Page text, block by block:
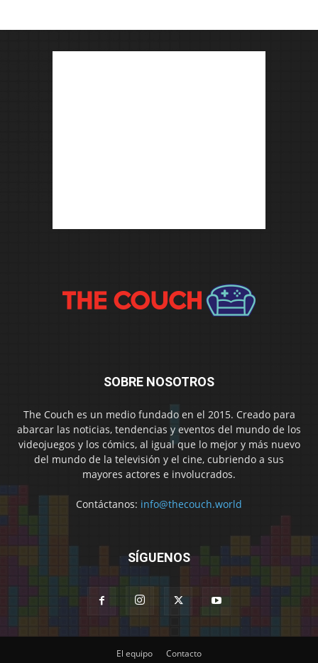
SOBRE NOSOTROS
The Couch es un medio fundado en el 2015. Creado para
abarcar las noticias, tendencias y eventos del mundo de los
videojuegos y los cómics, al igual que lo mejor y más nuevo
del mundo de la televisión y el cine, cubriendo a sus
mayores actores e involucrados.
Contáctanos: info@thecouch.world
SÍGUENOS
El equipo Contacto